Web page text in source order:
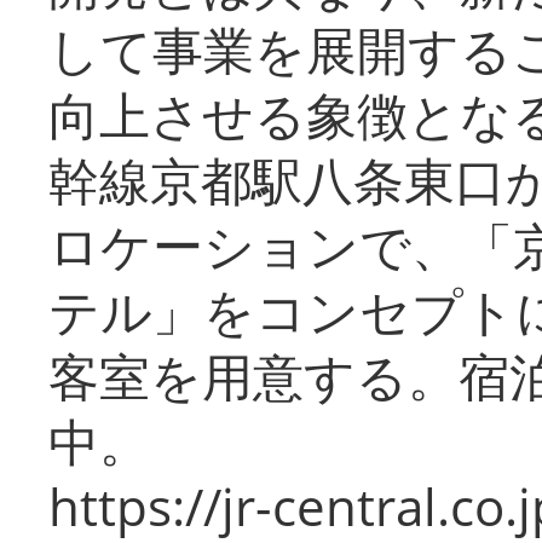
して事業を展開する
向上させる象徴とな
幹線京都駅八条東口
ロケーションで、「
テル」をコンセプト
客室を用意する。宿
中。
https://jr-